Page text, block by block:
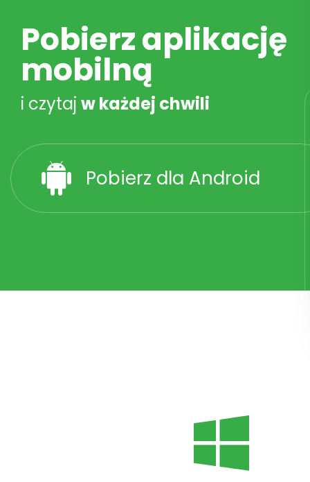
Pobierz aplikację
mobilną
i czytaj w każdej chwili
Pobierz dla Android